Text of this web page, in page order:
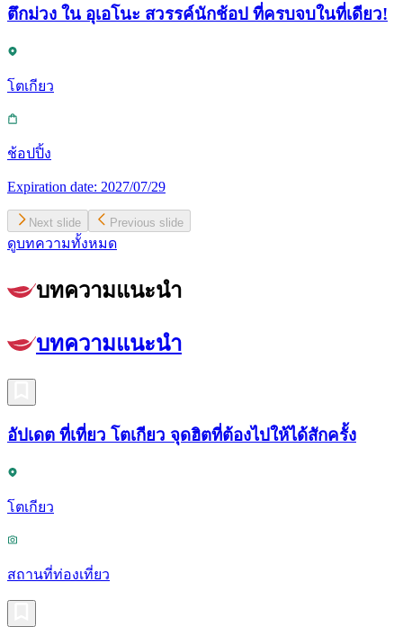
ตึกม่วง ใน อุเอโนะ สวรรค์นักช้อป ที่ครบจบในที่เดียว!
โตเกียว
ช้อปปิ้ง
Expiration date: 2027/07/29
Next slide Previous slide
ดูบทความทั้งหมด
บทความแนะนำ
บทความแนะนำ
อัปเดต ที่เที่ยว โตเกียว จุดฮิตที่ต้องไปให้ได้สักครั้ง
โตเกียว
สถานที่ท่องเที่ยว